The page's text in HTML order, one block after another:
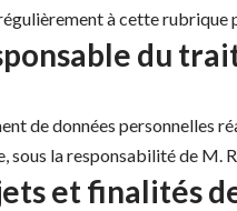
à cette
du
de données personnelles
sous la responsabilité de M.
et finalités